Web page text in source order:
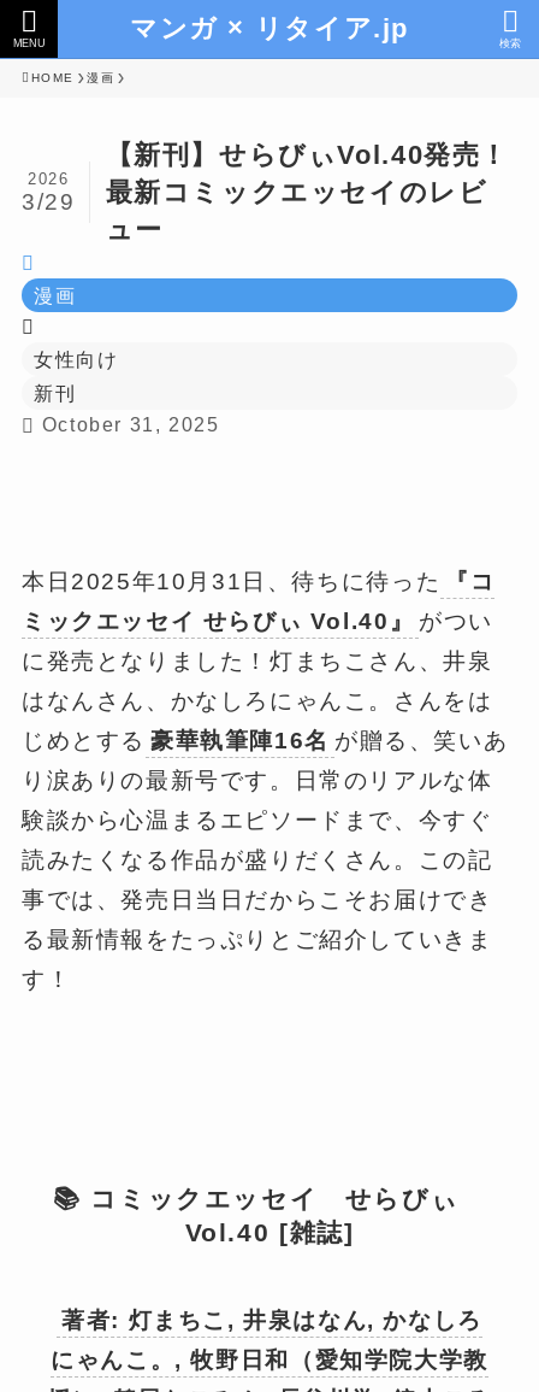
マンガ × リタイア.jp 検索
MENU
HOME 漫画
【新刊】せらびぃVol.40発売！
最新コミックエッセイのレビ
ュー
2026
3/29
漫画
女性向け
新刊
October 31, 2025
本日2025年10月31日、待ちに待った
『コ
ミックエッセイ せらびぃ Vol.40』
がつい
に発売となりました！灯まちこさん、井泉
はなんさん、かなしろにゃんこ。さんをは
じめとする 豪華執筆陣16名 が贈る、笑いあ
り涙ありの最新号です。日常のリアルな体
験談から心温まるエピソードまで、今すぐ
読みたくなる作品が盛りだくさん。この記
事では、発売日当日だからこそお届けでき
る最新情報をたっぷりとご紹介していきま
す！
📚 コミックエッセイ せらびぃ
Vol.40 [雑誌]
著者: 灯まちこ, 井泉はなん, かなしろ
にゃんこ。, 牧野日和（愛知学院大学教